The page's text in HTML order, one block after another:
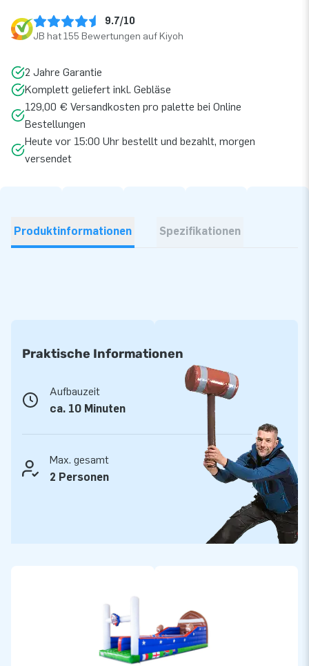
9.7/10
JB hat 155 Bewertungen auf Kiyoh
2 Jahre Garantie
Komplett geliefert inkl. Gebläse
129,00 € Versandkosten pro palette bei Online
Bestellungen
Heute vor 15:00 Uhr bestellt und bezahlt, morgen
versendet
Produktinformationen Spezifikationen
Praktische Informationen
Aufbauzeit
ca. 10 Minuten
Max. gesamt
2 Personen